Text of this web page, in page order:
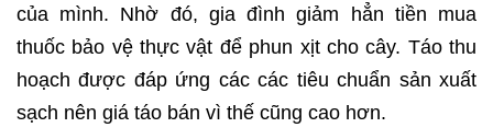
của mình. Nhờ đó, gia đình giảm hẳn tiền mua
thuốc bảo vệ thực vật để phun xịt cho cây. Táo thu
hoạch được đáp ứng các các tiêu chuẩn sản xuất
sạch nên giá táo bán vì thế cũng cao hơn.